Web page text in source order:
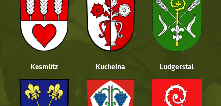
Kosmütz Kuchelna Ludgerstal